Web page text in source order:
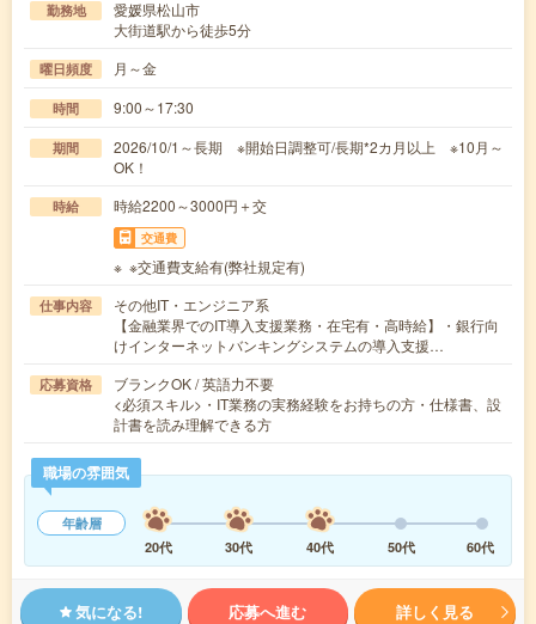
勤務地
愛媛県松山市
大街道駅から徒歩5分
曜日頻度 月～金
時間 9:00～17:30
期間
2026/10/1～長期 ※開始日調整可/長期*2カ月以上 ※10月～
OK！
時給 時給2200～3000円＋交
交通費
※ ※交通費支給有(弊社規定有)
仕事内容
その他IT・エンジニア系
【金融業界でのIT導入支援業務・在宅有・高時給】・銀行向
けインターネットバンキングシステムの導入支援…
応募資格
ブランクOK / 英語力不要
<必須スキル>・IT業務の実務経験をお持ちの方・仕様書、設
計書を読み理解できる方
職場の雰囲気
年齢層
20代
30代 40代 50代 60代
気になる! 応募へ進む 詳しく見る